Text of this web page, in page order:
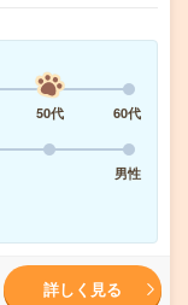
50代
60代
男性
詳しく見る